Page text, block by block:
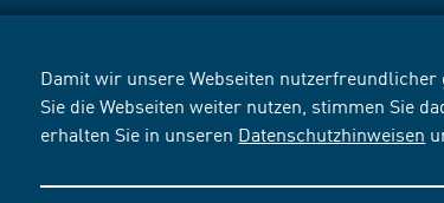
Damit wir unsere Webseiten
Sie die Webseiten weiter nutzen, stimmen Sie
erhalten Sie in unseren Datenschutzhinweisen